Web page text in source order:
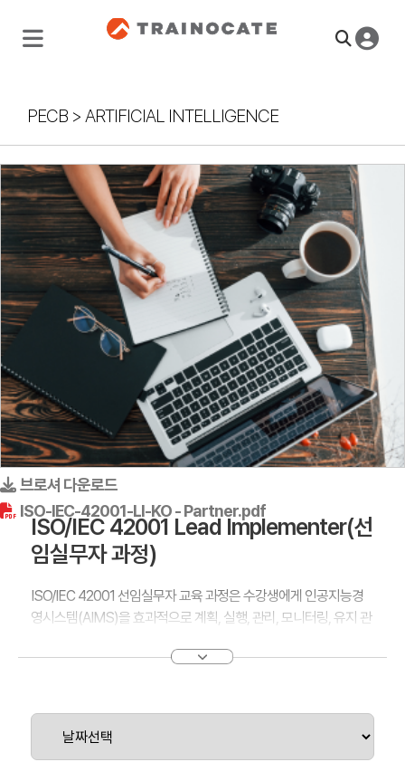
PECB > ARTIFICIAL INTELLIGENCE
브로셔 다운로드
ISO-IEC-42001-LI-KO - Partner.pdf
ISO/IEC 42001 Lead Implementer(선
임실무자 과정)
ISO/IEC 42001 선임실무자 교육 과정은 수강생에게 인공지능경
영시스템(AIMS)을 효과적으로 계획, 실행, 관리, 모니터링, 유지 관
확장은 효과적인 실행과 책임 관리를 보장하기 위해 특정 전문 지식
이 필요한 특유의 도전 과제와 고려 사항을 가져왔습니다. PECB